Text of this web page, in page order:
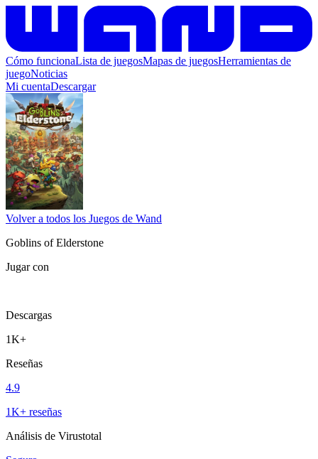
Cómo funcionaLista de juegosMapas de juegosHerramientas de
juegoNoticias
Mi cuentaDescargar
Volver a todos los Juegos de Wand
Goblins of Elderstone
Jugar con
Descargas
1K+
Reseñas
4.9
1K+ reseñas
Análisis de Virustotal